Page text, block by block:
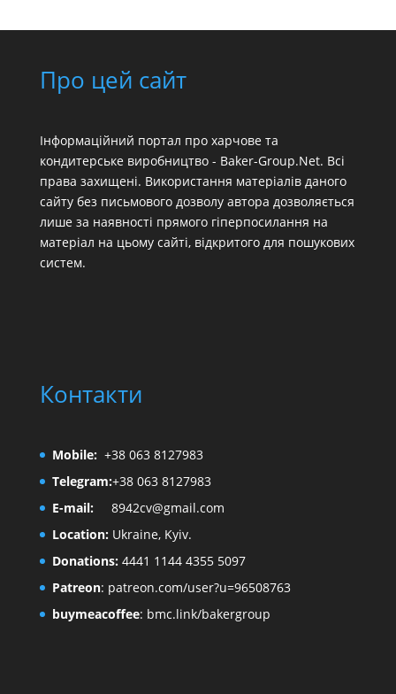
Про цей сайт
Інформаційний портал про харчове та
кондитерське виробництво - Baker-Group.Net. Всі
права захищені. Використання матеріалів даного
сайту без письмового дозволу автора дозволяється
лише за наявності прямого гіперпосилання на
матеріал на цьому сайті, відкритого для пошукових
систем.
Контакти
Mobile: +38 063 8127983
Telegram:+38 063 8127983
E-mail:
8942cv@gmail.com
Location:Ukraine, Kyiv.
Donations:4441 1144 4355 5097
Patreon: patreon.com/user?u=96508763
buymeacoffee: bmc.link/bakergroup